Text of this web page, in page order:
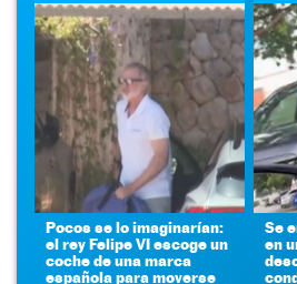
Pocos se lo imaginarían:
el rey Felipe VI escoge un
coche de una marca
española para moverse
Se
en